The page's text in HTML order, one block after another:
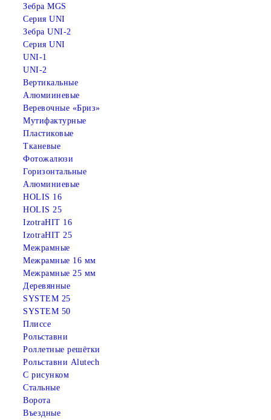
Зебра MGS
Серия UNI
Зебра UNI-2
Серия UNI
UNI-1
UNI-2
Вертикальные
Алюмииневые
Веревочные «Бриз»
Мутифактурные
Пластиковые
Тканевые
Фотожалюзи
Горизонтальные
Алюминиевые
HOLIS 16
HOLIS 25
IzotraHIT 16
IzotraHIT 25
Межрамные
Межрамные 16 мм
Межрамные 25 мм
Деревянные
SYSTEM 25
SYSTEM 50
Плиссе
Рольставни
Роллетные решётки
Рольставни Alutech
С рисунком
Стальные
Ворота
Въездные